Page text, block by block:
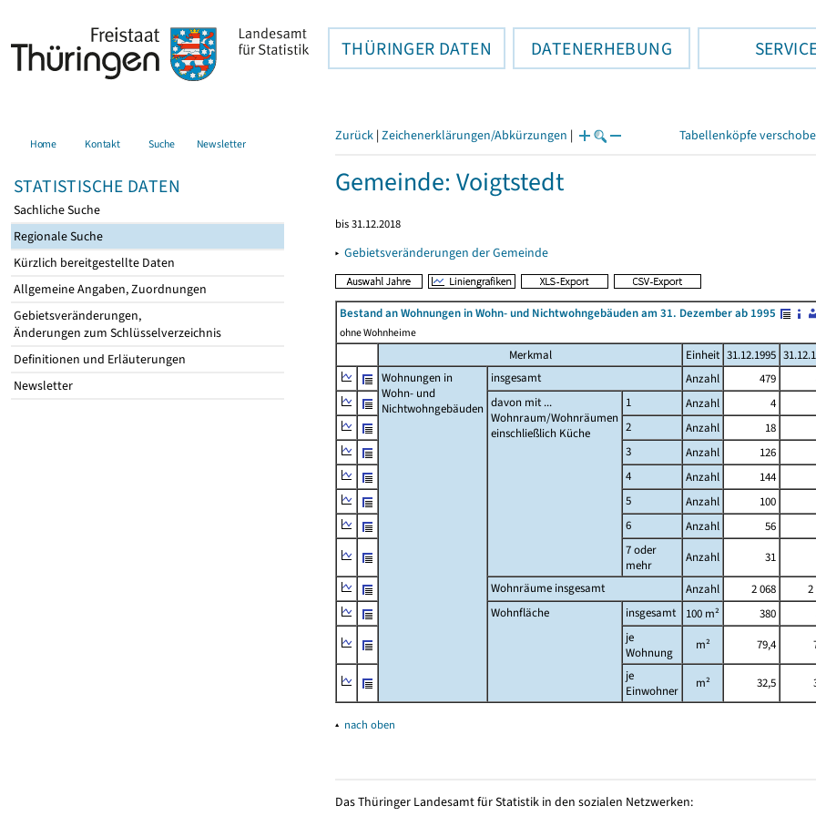
THÜRINGER DATEN DATENERHEBUNG
Home Kontakt Suche Newsletter
STATISTISCHE DATEN
Sachliche Suche
Regionale Suche
Kürzlich bereitgestellte Daten
Allgemeine Angaben, Zuordnungen
Gebietsveränderungen,
Änderungen zum Schlüsselverzeichnis
Definitionen und Erläuterungen
Newsletter
Zurück | Zeichenerklärungen/Abkürzungen | Tabellenköpfe
Gemeinde: Voigtstedt
bis 31.12.2018
▸ Gebietsveränderungen der Gemeinde
Bestand an Wohnungen in Wohn- und Nichtwohngebäuden am 31. Dezember ab 1995
ohne Wohnheime
Merkmal Einheit 31.12.1995
Wohnungen in
Wohn- und
Nichtwohngebäuden
insgesamt Anzahl 479
davon mit ...
Wohnraum/Wohnräumen
einschließlich Küche
1 Anzahl 4
2
Anzahl 18
3
Anzahl 126
4
Anzahl 144
5
Anzahl 100
6
Anzahl 56
7 oder
mehr
Anzahl 31
Wohnräume insgesamt
Anzahl 2 068 2
Wohnfläche
insgesamt 100 m² 380
je
Wohnung
m² 79,4
je
Einwohner
m² 32,5
▴ nach oben
Das Thüringer Landesamt für Statistik in den sozialen Netzwerken: